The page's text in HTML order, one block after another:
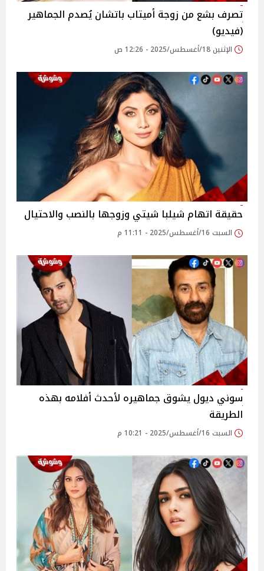
تصرف بشع من زوجة أميتاب باتشان يُصدم الجماهير
(فيديو)
الإثنين 18/أغسطس/2025 - 12:26 ص
حقيقة اتهام شيلبا شيتي وزوجها بالنصب والاحتيال
السبت 16/أغسطس/2025 - 11:11 م
سوني ديول يشوق جماهيره لأحدث أفلامه بهذه
الطريقة
السبت 16/أغسطس/2025 - 10:21 م